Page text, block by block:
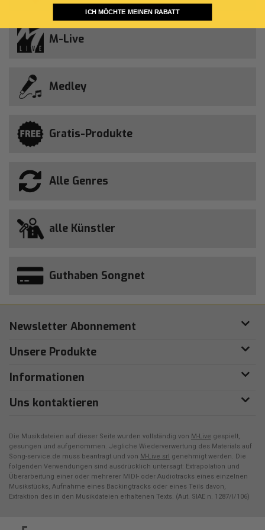
M-Live
Medley
Gratis-Produkte
Alle Genres
alle Künstler
Guthaben Songnet
Newsletter Abonnement
Unsere Produkte
Informationen
Uns kontaktieren
Die Musikdateien auf dieser Seite wurden vollständig von M-Live gespielt,
gesungen und aufgenommen. Jegliche Wiederverwertung des Materials auf
Song-service.de muss beantragt und von M-Live srl genehmigt werden. Die
folgenden Verwendungen sind ausdrücklich untersagt: Extrapolation und
Überarbeitung einer oder mehrerer MIDI- oder Audiotracks eines einzelnen
Musikstücks, Aufnahme eines Backingtracks oder eines Teils davon,
Extraktion des in den Musikdateien erhaltenen Texts. (Aut. SIAE n. 1287/I/106)
ICH MÖCHTE MEINEN RABATT